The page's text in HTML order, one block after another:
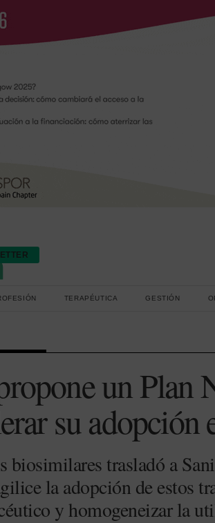
TERAPÉUTICA GESTIÓN
un Plan
su adopción
biosimilares trasladó a
la adopción de estos
y homogeneizar la